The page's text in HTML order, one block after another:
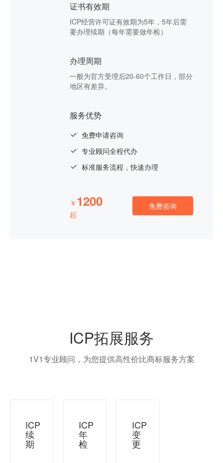
证书有效期
ICP经营许可证有效期为5年，5年后需
要办理续期（每年需要做年检）
办理周期
一般为官方受理后20-60个工作日，部分
地区有差异。
服务优势
免费申请咨询
专业顾问全程代办
标准服务流程，快速办理
￥ 1200
起
免费咨询
ICP拓展服务
1V1专业顾问，为您提供高性价比商标服务方案
ICP
续
期
ICP
年
检
ICP
变
更